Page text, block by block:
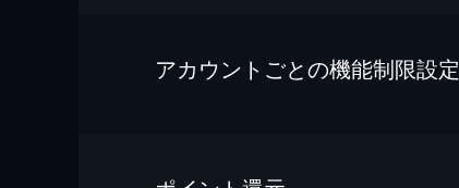
アカウントごとの機能制限設定